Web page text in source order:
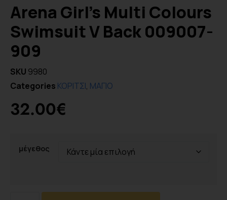
Arena Girl’s Multi Colours
Swimsuit V Back 009007-
909
SKU 9980
Categories ΚΟΡΙΤΣΙ, ΜΑΓΙΟ
32.00€
μέγεθος